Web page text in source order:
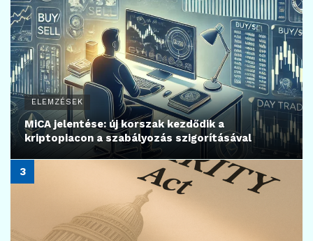
ELEMZÉSEK
MiCA jelentése: új korszak kezdődik a
kriptopiacon a szabályozás szigorításával